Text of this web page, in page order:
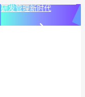
研发管理新时代